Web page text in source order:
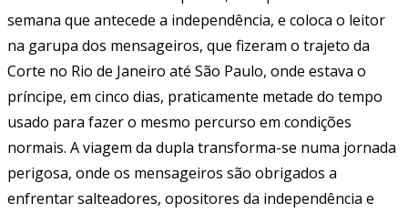
semana que antecede a independência, e coloca o leitor
na garupa dos mensageiros, que fizeram o trajeto da
Corte no Rio de Janeiro até São Paulo, onde estava o
príncipe, em cinco dias, praticamente metade do tempo
usado para fazer o mesmo percurso em condições
normais. A viagem da dupla transforma-se numa jornada
perigosa, onde os mensageiros são obrigados a
enfrentar salteadores, opositores da independência e